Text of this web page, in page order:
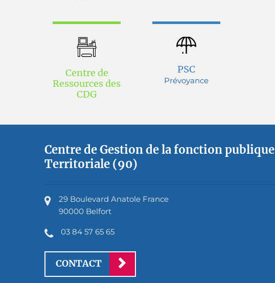
Centre de
Ressources des
CDG
PSC
Prévoyance
Centre de Gestion de la fonction publique
Territoriale (90)
29 Boulevard Anatole France
90000 Belfort
03 84 57 65 65
CONTACT